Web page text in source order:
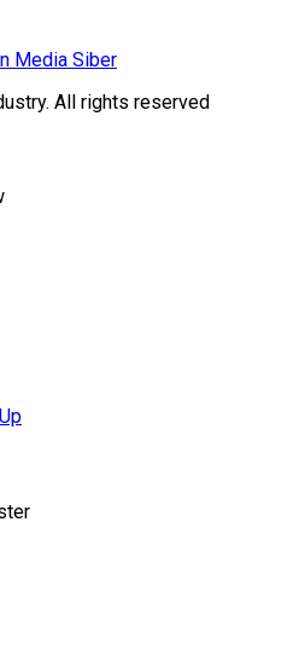
Media Siber
All rights reserved